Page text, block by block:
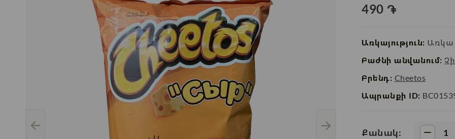
490 ֏
Առկայություն: Առկա
Բաժնի անվանում:
Բրենդ: Cheetos
Ապրանքի ID:
Քանակ: